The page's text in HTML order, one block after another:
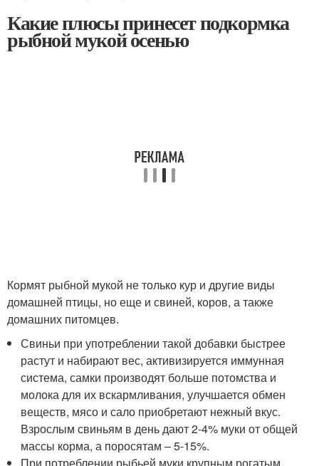
Какие плюсы принесет подкормка
рыбной мукой осенью
Кормят рыбной мукой не только кур и другие виды
домашней птицы, но еще и свиней, коров, а также
домашних питомцев.
Свиньи при употреблении такой добавки быстрее
растут и набирают вес, активизируется иммунная
система, самки производят больше потомства и
молока для их вскармливания, улучшается обмен
веществ, мясо и сало приобретают нежный вкус.
Взрослым свиньям в день дают 2-4% муки от общей
массы корма, а поросятам – 5-15%.
При потреблении рыбьей муки крупным рогатым